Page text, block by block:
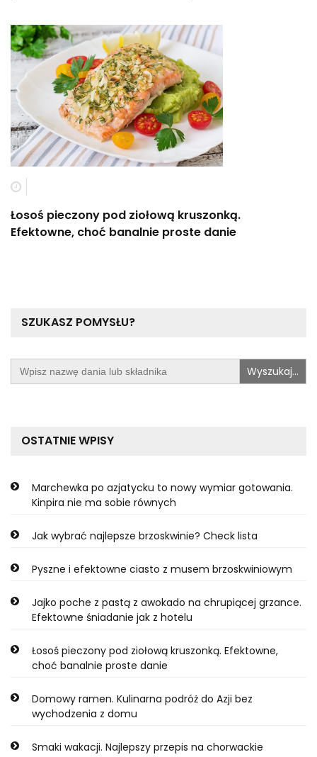
Łosoś pieczony pod ziołową kruszonką.
Efektowne, choć banalnie proste danie
SZUKASZ POMYSŁU?
Search
for:
OSTATNIE WPISY
Marchewka po azjatycku to nowy wymiar gotowania.
Kinpira nie ma sobie równych
Jak wybrać najlepsze brzoskwinie? Check lista
Pyszne i efektowne ciasto z musem brzoskwiniowym
Jajko poche z pastą z awokado na chrupiącej grzance.
Efektowne śniadanie jak z hotelu
Łosoś pieczony pod ziołową kruszonką. Efektowne,
choć banalnie proste danie
Domowy ramen. Kulinarna podróż do Azji bez
wychodzenia z domu
Smaki wakacji. Najlepszy przepis na chorwackie